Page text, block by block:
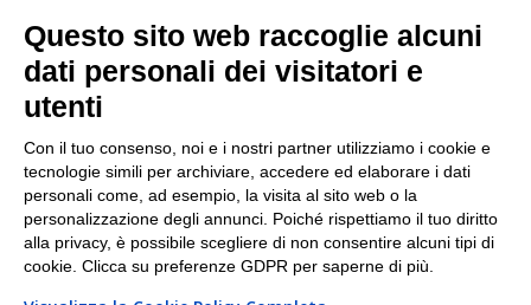
Facebook
Linkedin
I nostri punti di ritiro e spedizione pacchi nelle
maggiori città italiane
Torino|Milano|Roma|Bologna|Firenze| Genova
Napoli|Varese
Questo sito web raccoglie alcuni
dati personali dei visitatori e
utenti
Con il tuo consenso, noi e i nostri partner utilizziamo i cookie e
tecnologie simili per archiviare, accedere ed elaborare i dati
personali come, ad esempio, la visita al sito web o la
personalizzazione degli annunci. Poiché rispettiamo il tuo diritto
alla privacy, è possibile scegliere di non consentire alcuni tipi di
cookie. Clicca su preferenze GDPR per saperne di più.